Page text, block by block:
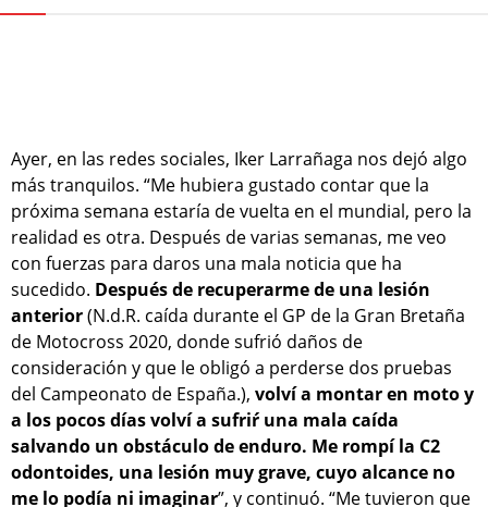
Ayer, en las redes sociales, Iker Larrañaga nos dejó algo
más tranquilos. “Me hubiera gustado contar que la
próxima semana estaría de vuelta en el mundial, pero la
realidad es otra. Después de varias semanas, me veo
con fuerzas para daros una mala noticia que ha
sucedido. Después de recuperarme de una lesión
anterior(N.d.R. caída durante el GP de la Gran Bretaña
de Motocross 2020, donde sufrió daños de
consideración y que le obligó a perderse dos pruebas
del Campeonato de España.), volví a montar en moto y
a los pocos días volví a sufriŕ una mala caída
salvando un obstáculo de enduro. Me rompí la C2
odontoides, una lesión muy grave, cuyo alcance no
me lo podía ni imaginar”, y continuó. “Me tuvieron que